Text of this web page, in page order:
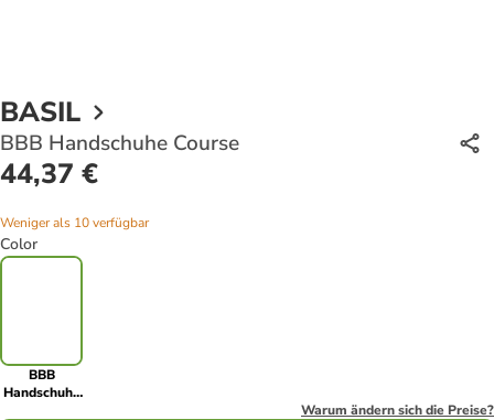
BASIL
BBB Handschuhe Course
44,37 €
Weniger als 10 verfügbar
Color
BBB
Handschuhe
Warum ändern sich die Preise?